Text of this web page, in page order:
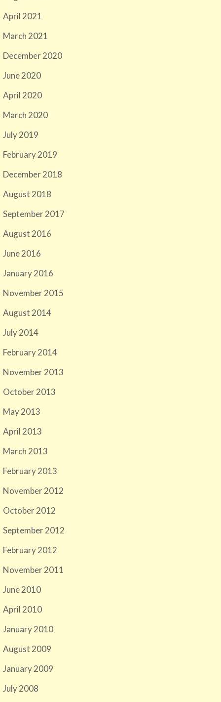
April 2021
March 2021
December 2020
June 2020
April 2020
March 2020
July 2019
February 2019
December 2018
August 2018
September 2017
August 2016
June 2016
January 2016
November 2015
August 2014
July 2014
February 2014
November 2013
October 2013
May 2013
April 2013
March 2013
February 2013
November 2012
October 2012
September 2012
February 2012
November 2011
June 2010
April 2010
January 2010
August 2009
January 2009
July 2008